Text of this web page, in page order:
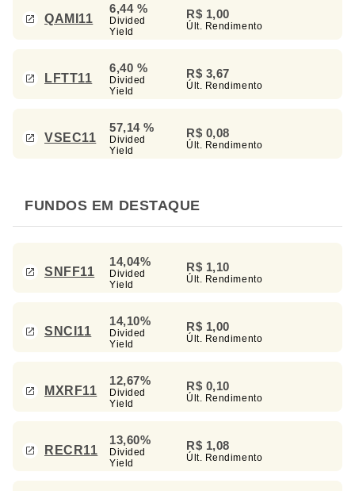
QAMI11
6,44 %
Divided
Yield
R$ 1,00
Últ. Rendimento
LFTT11
6,40 %
Divided
Yield
R$ 3,67
Últ. Rendimento
VSEC11
57,14 %
Divided
Yield
R$ 0,08
Últ. Rendimento
FUNDOS EM DESTAQUE
SNFF11
14,04%
Divided
Yield
R$ 1,10
Últ. Rendimento
SNCI11
14,10%
Divided
Yield
R$ 1,00
Últ. Rendimento
MXRF11
12,67%
Divided
Yield
R$ 0,10
Últ. Rendimento
RECR11
13,60%
Divided
Yield
R$ 1,08
Últ. Rendimento